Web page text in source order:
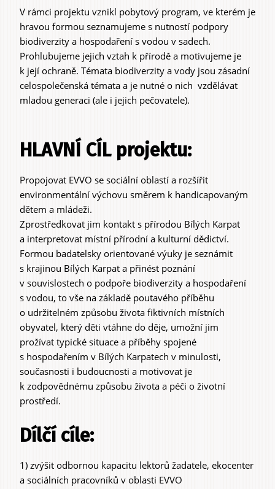
V rámci projektu vznikl pobytový program, ve kterém je
hravou formou seznamujeme s nutností podpory
biodiverzity a hospodaření s vodou v sadech.
Prohlubujeme jejich vztah k přírodě a motivujeme je
k její ochraně. Témata biodiverzity a vody jsou zásadní
celospolečenská témata a je nutné o nich vzdělávat
mladou generaci (ale i jejich pečovatele).
HLAVNÍ CÍL projektu:
Propojovat EVVO se sociální oblastí a rozšířit
environmentální výchovu směrem k handicapovaným
dětem a mládeži.
Zprostředkovat jim kontakt s přírodou Bílých Karpat
a interpretovat místní přírodní a kulturní dědictví.
Formou badatelsky orientované výuky je seznámit
s krajinou Bílých Karpat a přinést poznání
v souvislostech o podpoře biodiverzity a hospodaření
s vodou, to vše na základě poutavého příběhu
o udržitelném způsobu života fiktivních místních
obyvatel, který děti vtáhne do děje, umožní jim
prožívat typické situace a příběhy spojené
s hospodařením v Bílých Karpatech v minulosti,
současnosti i budoucnosti a motivovat je
k zodpovědnému způsobu života a péči o životní
prostředí.
Dílčí cíle:
1) zvýšit odbornou kapacitu lektorů žadatele, ekocenter
a sociálních pracovníků v oblasti EVVO